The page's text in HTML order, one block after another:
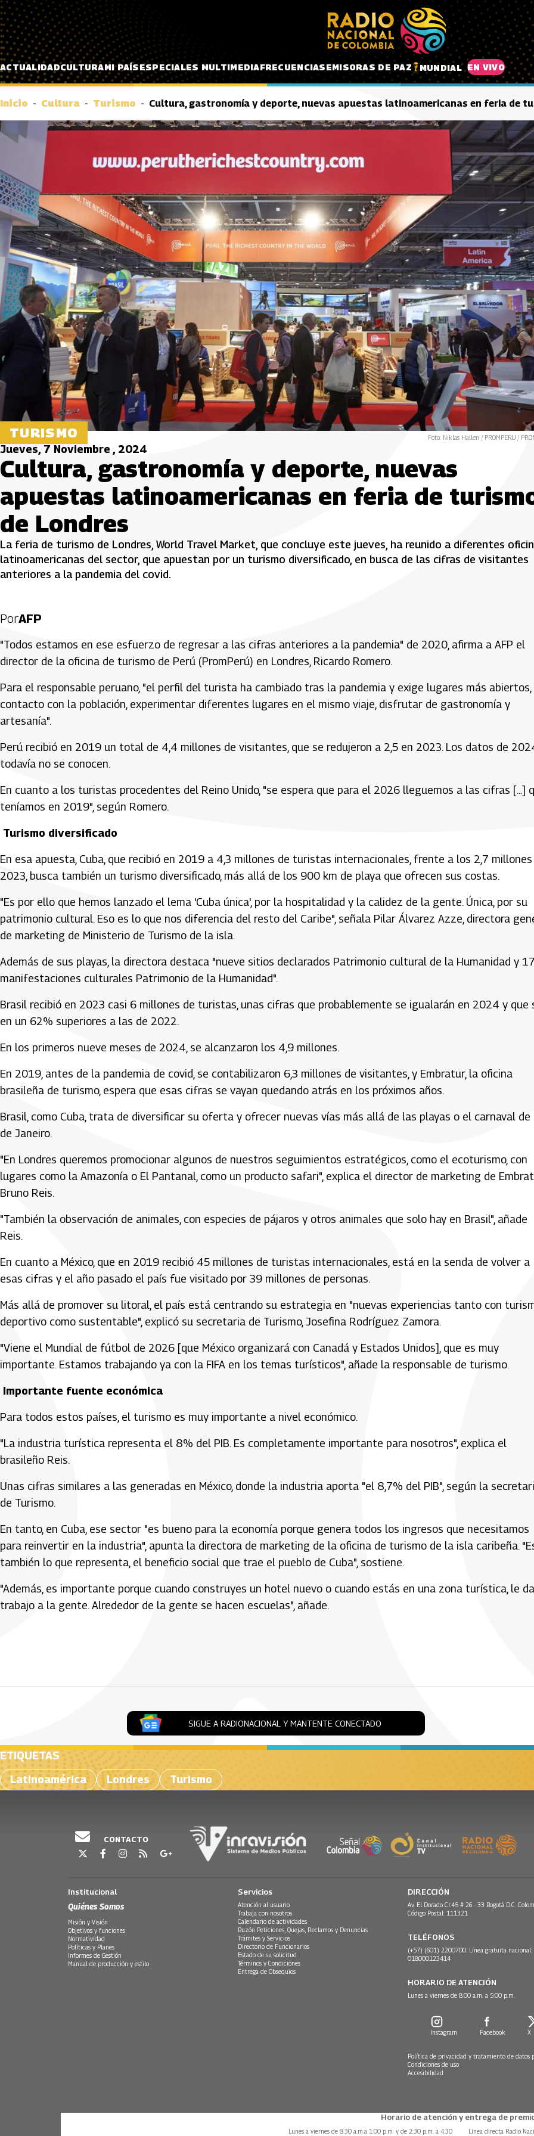
Pasar al contenido principal
ACTUALIDADCULTURAMI PAÍSESPECIALES MULTIMEDIAFRECUENCIASEMISORAS DE PAZ MUNDIAL EN VIVO
Inicio Cultura Turismo Cultura, gastronomía y deporte, nuevas apuestas latinoamericanas en feria de
TURISMO Foto: Niklas Hallen / PROMPERU /
Jueves, 7 Noviembre , 2024
Cultura, gastronomía y deporte, nuevas
apuestas latinoamericanas en feria de
de Londres
La feria de turismo de Londres, World Travel Market, que concluye este jueves, ha reunido a diferentes
latinoamericanas del sector, que apuestan por un turismo diversificado, en busca de las cifras de visitantes
anteriores a la pandemia del covid.
PorAFP
"Todos estamos en ese esfuerzo de regresar a las cifras anteriores a la pandemia" de 2020, afirma a AFP el
director de la oficina de turismo de Perú (PromPerú) en Londres, Ricardo Romero.
Para el responsable peruano, "el perfil del turista ha cambiado tras la pandemia y exige lugares más abiertos,
contacto con la población, experimentar diferentes lugares en el mismo viaje, disfrutar de gastronomía y
artesanía".
Perú recibió en 2019 un total de 4,4 millones de visitantes, que se redujeron a 2,5 en 2023. Los datos de
todavía no se conocen.
En cuanto a los turistas procedentes del Reino Unido, "se espera que para el 2026 lleguemos a las cifras [...]
teníamos en 2019", según Romero.
Turismo diversificado
En esa apuesta, Cuba, que recibió en 2019 a 4,3 millones de turistas internacionales, frente a los 2,7 millones
2023, busca también un turismo diversificado, más allá de los 900 km de playa que ofrecen sus costas.
"Es por ello que hemos lanzado el lema 'Cuba única', por la hospitalidad y la calidez de la gente. Única, por su
patrimonio cultural. Eso es lo que nos diferencia del resto del Caribe", señala Pilar Álvarez Azze, directora
de marketing de Ministerio de Turismo de la isla.
Además de sus playas, la directora destaca "nueve sitios declarados Patrimonio cultural de la Humanidad y 17
manifestaciones culturales Patrimonio de la Humanidad".
Brasil recibió en 2023 casi 6 millones de turistas, unas cifras que probablemente se igualarán en 2024 y que
en un 62% superiores a las de 2022.
En los primeros nueve meses de 2024, se alcanzaron los 4,9 millones.
En 2019, antes de la pandemia de covid, se contabilizaron 6,3 millones de visitantes, y Embratur, la oficina
brasileña de turismo, espera que esas cifras se vayan quedando atrás en los próximos años.
Brasil, como Cuba, trata de diversificar su oferta y ofrecer nuevas vías más allá de las playas o el carnaval de
de Janeiro.
"En Londres queremos promocionar algunos de nuestros seguimientos estratégicos, como el ecoturismo, con
lugares como la Amazonía o El Pantanal, como un producto safari", explica el director de marketing de
Bruno Reis.
"También la observación de animales, con especies de pájaros y otros animales que solo hay en Brasil", añade
Reis.
En cuanto a México, que en 2019 recibió 45 millones de turistas internacionales, está en la senda de volver a
esas cifras y el año pasado el país fue visitado por 39 millones de personas.
Más allá de promover su litoral, el país está centrando su estrategia en "nuevas experiencias tanto con
deportivo como sustentable", explicó su secretaria de Turismo, Josefina Rodríguez Zamora.
"Viene el Mundial de fútbol de 2026 [que México organizará con Canadá y Estados Unidos], que es muy
importante. Estamos trabajando ya con la FIFA en los temas turísticos", añade la responsable de turismo.
Importante fuente económica
Para todos estos países, el turismo es muy importante a nivel económico.
"La industria turística representa el 8% del PIB. Es completamente importante para nosotros", explica el
brasileño Reis.
Unas cifras similares a las generadas en México, donde la industria aporta "el 8,7% del PIB", según la
de Turismo.
En tanto, en Cuba, ese sector "es bueno para la economía porque genera todos los ingresos que necesitamos
para reinvertir en la industria", apunta la directora de marketing de la oficina de turismo de la isla caribeña.
también lo que representa, el beneficio social que trae el pueblo de Cuba", sostiene.
"Además, es importante porque cuando construyes un hotel nuevo o cuando estás en una zona turística, le
trabajo a la gente. Alrededor de la gente se hacen escuelas", añade.
SIGUE A RADIONACIONAL Y MANTENTE CONECTADO
ETIQUETAS
Latinoamérica
Londres Turismo
CONTACTO
Institucional
Quiénes Somos
Misión y Visión
Objetivos y funciones
Normatividad
Políticas y Planes
Informes de Gestión
Manual de producción y estilo
Servicios
Atención al usuario
Trabaja con nosotros
Calendario de actividades
Buzón Peticiones, Quejas, Reclamos y Denuncias
Trámites y Servicios
Directorio de Funcionarios
Estado de su solicitud
Términos y Condiciones
Entrega de Obsequios
DIRECCIÓN
Av. El Dorado Cr.45 # 26 - 33 Bogotá D.C.
Código Postal: 111321
TELÉFONOS
(+57) (601) 2200700. Línea gratuita nacional:
018000123414
HORARIO DE ATENCIÓN
Lunes a viernes de 8:00 a.m. a 5:00 p.m.
Instagram Facebook X
Política de privacidad y tratamiento de datos
Condiciones de uso
Accesibilidad
Horario de atención y entrega de
Lunes a viernes de 8:30 a.m.a 1:00 p.m. y de 2:30 p.m. a 4:30 Línea directa Radio